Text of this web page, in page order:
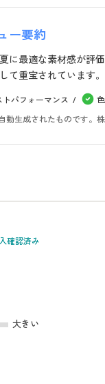
ー要約
に最適な素材感が評
て重宝されています
トパフォーマンス
生成されたものです。
確認済み
大きい